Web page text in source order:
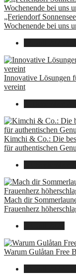
„Feriendorf
Wochenende bei uns
Innovative Lösungen
vereint
Kimchi & Co.: Die
für authentischen
Mach dir
Frauenherz
Warum Gulåtan Free